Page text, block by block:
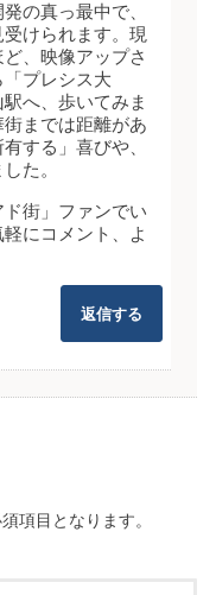
の真っ最中で、
けられます。現
、映像アップさ
プレシス大
へ、歩いてみま
までは距離があ
する」喜びや、
た。
ド街」ファンでい
にコメント、よ
返信する
項目となります。